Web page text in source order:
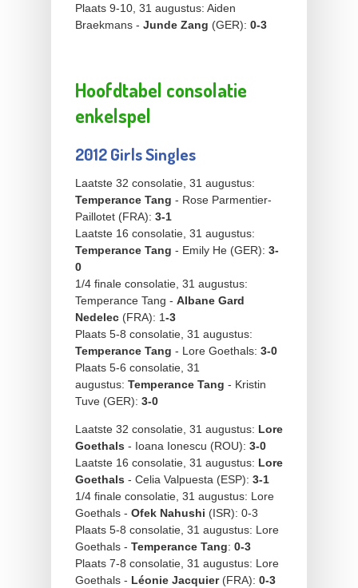
Plaats 9-10, 31 augustus: Aiden
Braekmans - Junde Zang (GER): 0-3
Hoofdtabel consolatie
enkelspel
2012 Girls Singles
Laatste 32 consolatie, 31 augustus:
Temperance Tang - Rose Parmentier-
Paillotet (FRA): 3-1
Laatste 16 consolatie, 31 augustus:
Temperance Tang - Emily He (GER): 3-
0
1/4 finale consolatie, 31 augustus:
Temperance Tang - Albane Gard
Nedelec (FRA): 1-3
Plaats 5-8 consolatie, 31 augustus:
Temperance Tang - Lore Goethals: 3-0
Plaats 5-6 consolatie, 31
augustus: Temperance Tang - Kristin
Tuve (GER): 3-0
Laatste 32 consolatie, 31 augustus: Lore
Goethals - Ioana Ionescu (ROU): 3-0
Laatste 16 consolatie, 31 augustus: Lore
Goethals - Celia Valpuesta (ESP): 3-1
1/4 finale consolatie, 31 augustus: Lore
Goethals - Ofek Nahushi (ISR): 0-3
Plaats 5-8 consolatie, 31 augustus: Lore
Goethals - Temperance Tang: 0-3
Plaats 7-8 consolatie, 31 augustus: Lore
Goethals - Léonie Jacquier(FRA): 0-3